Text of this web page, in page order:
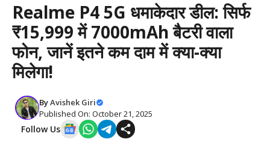
Realme P4 5G धमाकेदार डील: सिर्फ
₹15,999 में 7000mAh बैटरी वाला
फोन, जानें इतने कम दाम में क्या-क्या
मिलेगा!
ByAvishek Giri
Published On: October 21, 2025
Follow Us